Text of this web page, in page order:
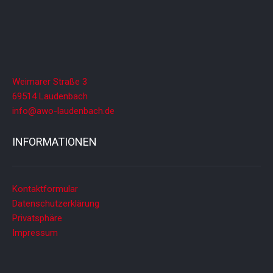
Weimarer Straße 3
69514 Laudenbach
info@awo-laudenbach.de
INFORMATIONEN
Kontaktformular
Datenschutzerklärung
Privatsphäre
Impressum